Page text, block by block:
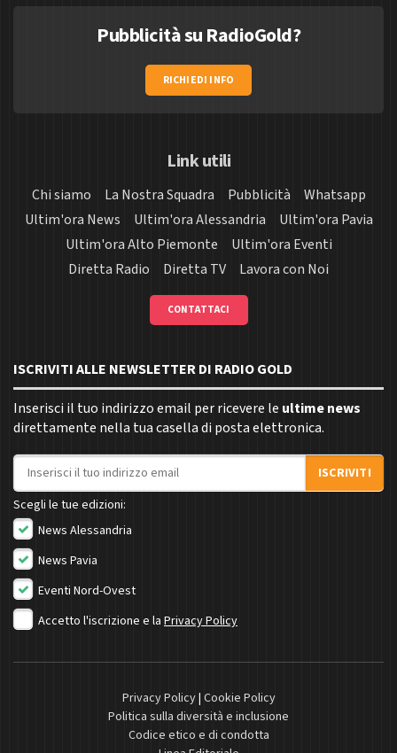
Pubblicità su RadioGold?
RICHIEDI INFO
Link utili
Chi siamo La Nostra Squadra Pubblicità
Whatsapp
Ultim'ora News
Ultim'ora Alessandria
Ultim'ora Pavia
Ultim'ora Alto Piemonte
Ultim'ora Eventi
Diretta Radio
Diretta TV Lavora con Noi
CONTATTACI
ISCRIVITI ALLE NEWSLETTER DI RADIO GOLD
Inserisci il tuo indirizzo email per ricevere le ultime news
direttamente nella tua casella di posta elettronica.
Indirizzo email
ISCRIVITI
Scegli le tue edizioni:
News Alessandria
News Pavia
Eventi Nord-Ovest
Accetto l'iscrizione e la Privacy Policy
Privacy Policy| Cookie Policy
Politica sulla diversità e inclusione
Codice etico e di condotta